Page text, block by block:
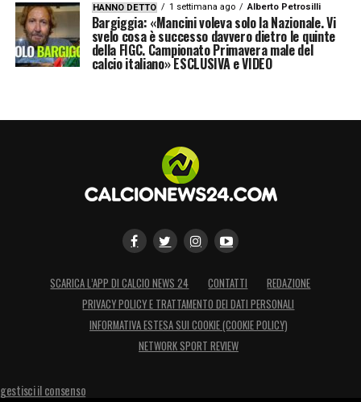
HANNO DETTO 1 settimana ago Alberto Petrosilli
Bargiggia: «Mancini voleva solo la Nazionale. Vi
svelo cosa è successo davvero dietro le quinte
della FIGC. Campionato Primavera male del
calcio italiano» ESCLUSIVA e VIDEO
SCARICA L’APP DI CALCIO NEWS 24 CONTATTI
REDAZIONE
PRIVACY POLICY E TRATTAMENTO DEI DATI PERSONALI
INFORMATIVA ESTESA SUI COOKIE (COOKIE POLICY)
NETWORK SPORT REVIEW
gestisci il consenso